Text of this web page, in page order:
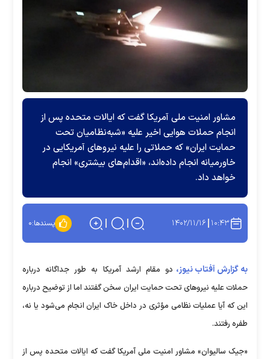
مشاور امنیت ملی آمریکا گفت که ایالات متحده پس از
انجام حملات هوایی اخیر علیه «شبه‌نظامیان تحت
حمایت ایران» که حملاتی را علیه نیروهای آمریکایی در
خاورمیانه انجام داده‌اند، «اقدام‌های بیشتری» انجام
خواهد داد.
۱۰:۴۳ ۱۴۰۲/۱۱/۱۶ پسندها:۰
به گزارش آفتاب نیوز، دو مقام ارشد آمریکا به طور جداگانه درباره
حملات علیه نیروهای تحت حمایت ایران سخن گفتند اما از توضیح درباره
این که آیا عملیات نظامی مؤثری در داخل خاک ایران انجام می‌شود یا نه،
طفره رفتند.
«جیک سالیوان» مشاور امنیت ملی آمریکا گفت که ایالات متحده پس از